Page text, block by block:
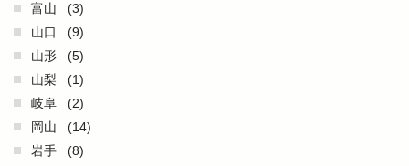
富山
(3)
山口
(9)
山形
(5)
山梨
(1)
岐阜
(2)
岡山
(14)
岩手
(8)